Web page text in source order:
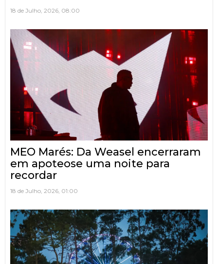
18 de Julho, 2026, 08:00
MEO Marés: Da Weasel encerraram
em apoteose uma noite para
recordar
18 de Julho, 2026, 01:00